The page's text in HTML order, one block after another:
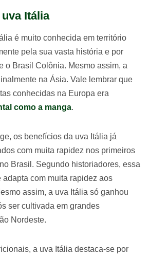
Itália
é muito conhecida em território
pela sua vasta história e por
o Brasil Colônia. Mesmo assim, a
na Ásia. Vale lembrar que
conhecidas na Europa era
como a manga.
os benefícios da uva Itália já
com muita rapidez nos primeiros
Brasil. Segundo historiadores, essa
com muita rapidez aos
assim, a uva Itália só ganhou
ser cultivada em grandes
Nordeste.
a uva Itália destaca-se por